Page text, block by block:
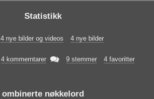
Statistikk
4 nye bilder og videos 4 nye bilder
4 kommerntarer  9 stemmer 4 favoritter
ombinerte nøkkelord